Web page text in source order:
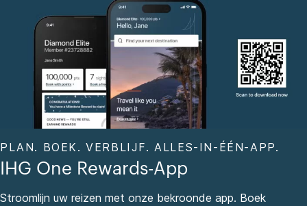
PLAN. BOEK. VERBLIJF. ALLES-IN-ÉÉN-APP.
IHG One Rewards-App
Stroomlijn uw reizen met onze bekroonde app. Boek